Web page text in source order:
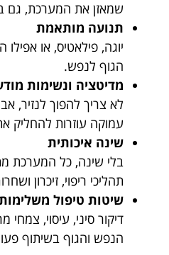
שמאזן את המערכת, גם
תנועה מותאמת
יוגה, פילאטיס, או
הגוף לנפש.
מדיטציה ונשימות
לא צריך להפוך לנזיר,
עמוקה עוזרות להחליק
שינה איכותית
בלי שינה, כל המערכת
תהליכי ריפוי, זיכרון
שיטות טיפול
דיקור סיני, עיסוי,
הנפש והגוף בשיתוף